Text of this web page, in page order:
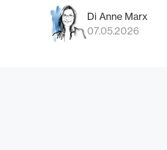
Di Anne Marx
07.05.2026